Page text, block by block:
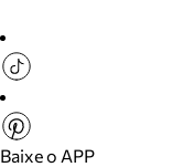
Baixe o APP